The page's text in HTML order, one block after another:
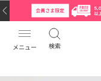
メニュー 検索